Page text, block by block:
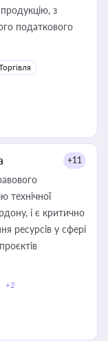
з
податкового
+11
технічної
і є критично
ресурсів у сфері
+2